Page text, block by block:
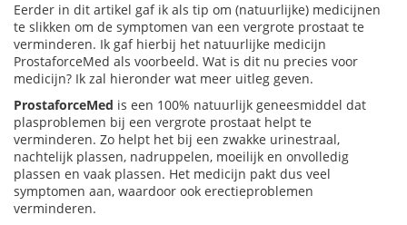
Eerder in dit artikel gaf ik als tip om (natuurlijke) medicijnen
te slikken om de symptomen van een vergrote prostaat te
verminderen. Ik gaf hierbij het natuurlijke medicijn
ProstaforceMed als voorbeeld. Wat is dit nu precies voor
medicijn? Ik zal hieronder wat meer uitleg geven.
ProstaforceMed is een 100% natuurlijk geneesmiddel dat
plasproblemen bij een vergrote prostaat helpt te
verminderen. Zo helpt het bij een zwakke urinestraal,
nachtelijk plassen, nadruppelen, moeilijk en onvolledig
plassen en vaak plassen. Het medicijn pakt dus veel
symptomen aan, waardoor ook erectieproblemen
verminderen.